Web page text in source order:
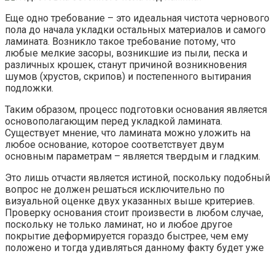
Еще одно требование – это идеальная чистота чернового
пола до начала укладки остальных материалов и самого
ламината. Возникло такое требование потому, что
любые мелкие засоры, возникшие из пыли, песка и
различных крошек, станут причиной возникновения
шумов (хрустов, скрипов) и постепенного вытирания
подложки.
Таким образом, процесс подготовки основания является
основополагающим перед укладкой ламината.
Существует мнение, что ламината можно уложить на
любое основание, которое соответствует двум
основным параметрам – является твердым и гладким.
Это лишь отчасти является истиной, поскольку подобный
вопрос не должен решаться исключительно по
визуальной оценке двух указанных выше критериев.
Проверку основания стоит произвести в любом случае,
поскольку не только ламинат, но и любое другое
покрытие деформируется гораздо быстрее, чем ему
положено и тогда удивляться данному факту будет уже